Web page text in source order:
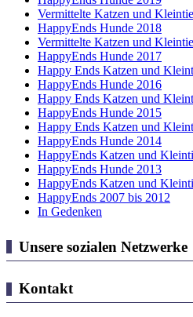
Vermittelte Katzen und
HappyEnds Hunde 2018
Vermittelte Katzen und
HappyEnds Hunde 2017
Happy Ends Katzen und
HappyEnds Hunde 2016
Happy Ends Katzen und
HappyEnds Hunde 2015
Happy Ends Katzen und
HappyEnds Hunde 2014
HappyEnds Katzen und
HappyEnds Hunde 2013
HappyEnds Katzen und
HappyEnds 2007 bis 2012
In Gedenken
Unsere sozialen Netzwerke
Kontakt